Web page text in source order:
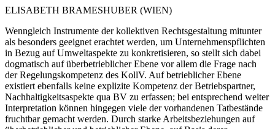
ELISABETH BRAMESHUBER (WIEN)
Wenngleich Instrumente der kollektiven Rechtsgestaltung mitunter
als besonders geeignet erachtet werden, um Unternehmenspflichten
in Bezug auf Umweltaspekte zu konkretisieren, so stellt sich dabei
dogmatisch auf überbetrieblicher Ebene vor allem die Frage nach
der Regelungskompetenz des KollV. Auf betrieblicher Ebene
existiert ebenfalls keine explizite Kompetenz der Betriebspartner,
Nachhaltigkeitsaspekte qua BV zu erfassen; bei entsprechend weiter
Interpretation können hingegen viele der vorhandenen Tatbestände
fruchtbar gemacht werden. Durch starke Arbeitsbeziehungen auf